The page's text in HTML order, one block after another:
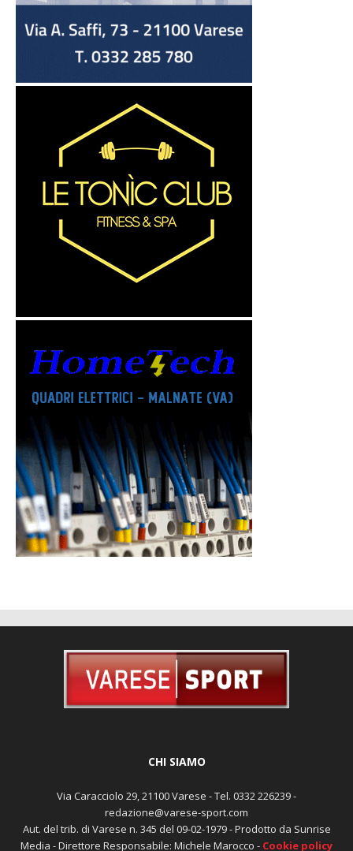
CHI SIAMO
Via Caracciolo 29, 21100 Varese - Tel. 0332 226239 -
redazione@varese-sport.com
Aut. del trib. di Varese n. 345 del 09-02-1979 - Prodotto da Sunrise
Media - Direttore Responsabile: Michele Marocco - Cookie policy